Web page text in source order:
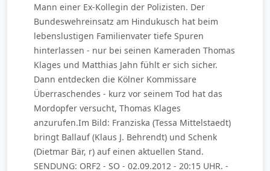
Mann einer Ex-Kollegin der Polizisten. Der
Bundeswehreinsatz am Hindukusch hat beim
lebenslustigen Familienvater tiefe Spuren
hinterlassen - nur bei seinen Kameraden Thomas
Klages und Matthias Jahn fühlt er sich sicher.
Dann entdecken die Kölner Kommissare
Überraschendes - kurz vor seinem Tod hat das
Mordopfer versucht, Thomas Klages
anzurufen.Im Bild: Franziska (Tessa Mittelstaedt)
bringt Ballauf (Klaus J. Behrendt) und Schenk
(Dietmar Bär, r) auf einen aktuellen Stand.
SENDUNG: ORF2 - SO - 02.09.2012 - 20:15 UHR. -